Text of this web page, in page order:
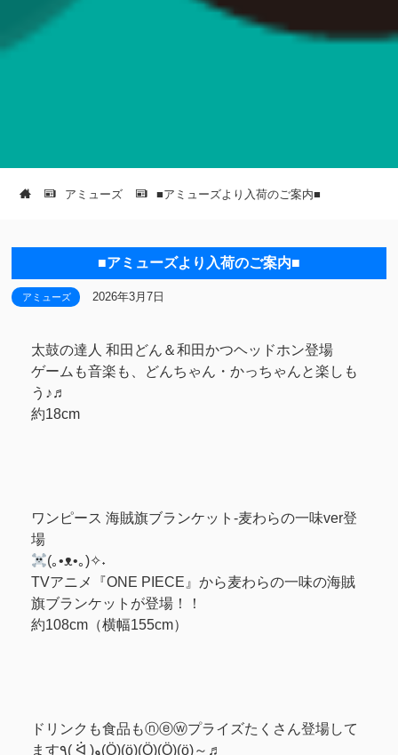
アミューズ ■アミューズより入荷のご案内■
■アミューズより入荷のご案内■
アミューズ 2026年3月7日
太鼓の達人 和田どん＆和田かつヘッドホン登場
ゲームも音楽も、どんちゃん・かっちゃんと楽しも
う♪♬
約18cm
ワンピース 海賊旗ブランケット-麦わらの一味ver登
場
(｡•ᴥ•｡)✧˖
TVアニメ『ONE PIECE』から麦わらの一味の海賊
旗ブランケットが登場！！
約108cm（横幅155cm）
‎ドリンクも食品もⓝⓔⓦプライズたくさん登場して
ます٩( ᐛ )و(Ӧ)(ӧ)(Ӧ)(Ӧ)(ӧ)～♬︎